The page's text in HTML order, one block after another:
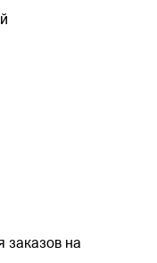
заказов на